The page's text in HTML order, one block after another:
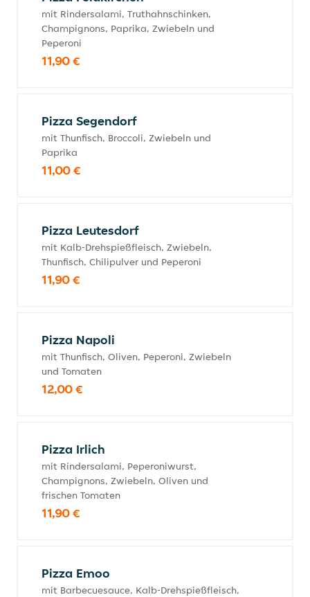
mit Rindersalami, Truthahnschinken,
Champignons, Paprika, Zwiebeln und
Peperoni
11,90 €
Pizza Segendorf
mit Thunfisch, Broccoli, Zwiebeln und
Paprika
11,00 €
Pizza Leutesdorf
mit Kalb-Drehspießfleisch, Zwiebeln,
Thunfisch, Chilipulver und Peperoni
11,90 €
Pizza Napoli
mit Thunfisch, Oliven, Peperoni, Zwiebeln
und Tomaten
12,00 €
Pizza Irlich
mit Rindersalami, Peperoniwurst,
Champignons, Zwiebeln, Oliven und
frischen Tomaten
11,90 €
Pizza Emoo
mit Barbecuesauce, Kalb-Drehspießfleisch,